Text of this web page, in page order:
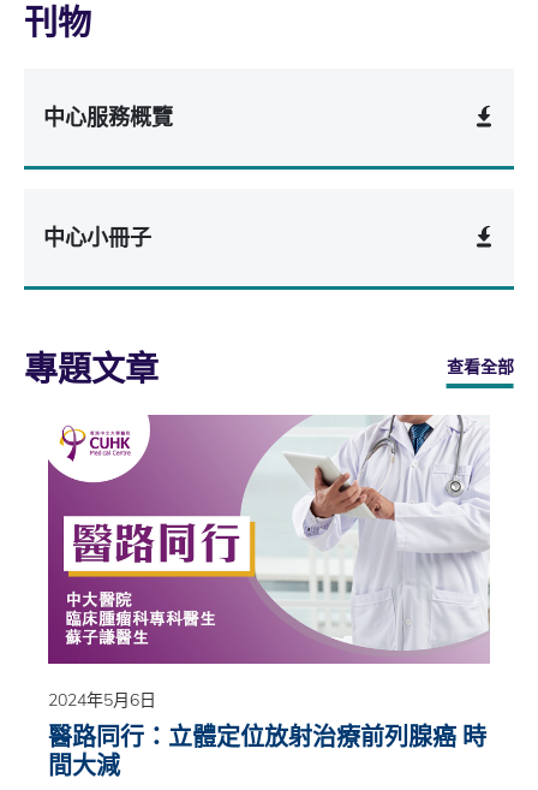
刊物
中心服務概覽
中心小冊子
專題文章 查看全部
2024年5月6日
醫路同行：立體定位放射治療前列腺癌 時
間大減